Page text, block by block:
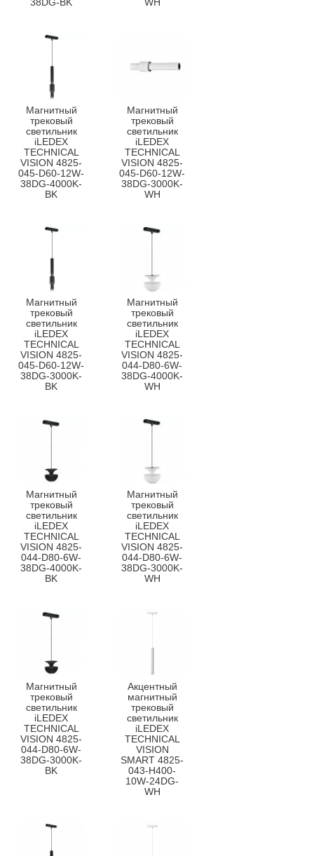
Магнитный
трековый
светильник
iLEDEX
TECHNICAL
VISION 4825-
045-D60-12W-
38DG-4000K-
BK
Магнитный
трековый
светильник
iLEDEX
TECHNICAL
VISION 4825-
045-D60-12W-
38DG-3000K-
WH
Магнитный
трековый
светильник
iLEDEX
TECHNICAL
VISION 4825-
045-D60-12W-
38DG-3000K-
BK
Магнитный
трековый
светильник
iLEDEX
TECHNICAL
VISION 4825-
044-D80-6W-
38DG-4000K-
WH
Магнитный
трековый
светильник
iLEDEX
TECHNICAL
VISION 4825-
044-D80-6W-
38DG-4000K-
BK
Магнитный
трековый
светильник
iLEDEX
TECHNICAL
VISION 4825-
044-D80-6W-
38DG-3000K-
WH
Магнитный
трековый
светильник
iLEDEX
TECHNICAL
VISION 4825-
044-D80-6W-
38DG-3000K-
BK
Акцентный
магнитный
трековый
светильник
iLEDEX
TECHNICAL
VISION
SMART 4825-
043-H400-
10W-24DG-
WH